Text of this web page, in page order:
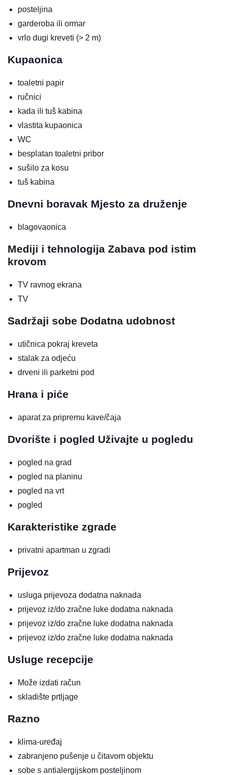
posteljina
garderoba ili ormar
vrlo dugi kreveti (> 2 m)
Kupaonica
toaletni papir
ručnici
kada ili tuš kabina
vlastita kupaonica
WC
besplatan toaletni pribor
sušilo za kosu
tuš kabina
Dnevni boravak Mjesto za druženje
blagovaonica
Mediji i tehnologija Zabava pod istim
krovom
TV ravnog ekrana
TV
Sadržaji sobe Dodatna udobnost
utičnica pokraj kreveta
stalak za odjeću
drveni ili parketni pod
Hrana i piće
aparat za pripremu kave/čaja
Dvorište i pogled Uživajte u pogledu
pogled na grad
pogled na planinu
pogled na vrt
pogled
Karakteristike zgrade
privatni apartman u zgradi
Prijevoz
usluga prijevoza dodatna naknada
prijevoz iz/do zračne luke dodatna naknada
prijevoz iz/do zračne luke dodatna naknada
prijevoz iz/do zračne luke dodatna naknada
Usluge recepcije
Može izdati račun
skladište prtljage
Razno
klima-uređaj
zabranjeno pušenje u čitavom objektu
sobe s antialergijskom posteljinom